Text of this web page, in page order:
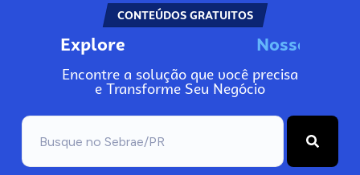
CONTEÚDOS GRATUITOS
Explore No
Encontre a solução que você precisa
e Transforme Seu Negócio